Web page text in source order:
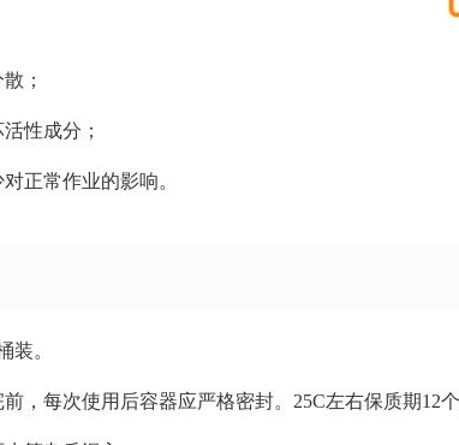
；
性成分；
正常作业的影响。
装。
，每次使用后容器应严格密封。25C左右保质期12个